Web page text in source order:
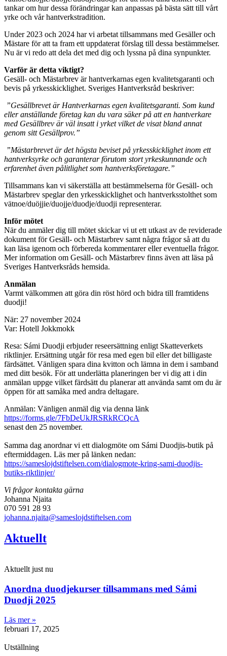
tankar om hur dessa förändringar kan anpassas på bästa sätt till vårt
yrke och vår hantverkstradition.
Under 2023 och 2024 har vi arbetat tillsammans med Gesäller och
Mästare för att ta fram ett uppdaterat förslag till dessa bestämmelser.
Nu är vi redo att dela det med dig och lyssna på dina synpunkter.
Varför är detta viktigt?
Gesäll- och Mästarbrev är hantverkarnas egen kvalitetsgaranti och
bevis på yrkesskicklighet. Sveriges Hantverksråd beskriver:
”Gesällbrevet är Hantverkarnas egen kvalitetsgaranti. Som kund
eller anställande företag kan du vara säker på att en hantverkare
med Gesällbrev är väl insatt i yrket vilket de visat bland annat
genom sitt Gesällprov.”
”Mästarbrevet är det högsta beviset på yrkesskicklighet inom ett
hantverksyrke och garanterar förutom stort yrkeskunnande och
erfarenhet även pålitlighet som hantverksföretagare.”
Tillsammans kan vi säkerställa att bestämmelserna för Gesäll- och
Mästarbrev speglar den yrkesskicklighet och hantverksstolthet som
vätnoe/duöjjie/duojje/duodje/duodji representerar.
Inför mötet
När du anmäler dig till mötet skickar vi ut ett utkast av de reviderade
dokument för Gesäll- och Mästarbrev samt några frågor så att du
kan läsa igenom och förbereda kommentarer eller eventuella frågor.
Mer information om Gesäll- och Mästarbrev finns även att läsa på
Sveriges Hantverksråds hemsida.
Anmälan
Varmt välkommen att göra din röst hörd och bidra till framtidens
duodji!
När: 27 november 2024
Var: Hotell Jokkmokk
Resa: Sámi Duodji erbjuder reseersättning enligt Skatteverkets
riktlinjer. Ersättning utgår för resa med egen bil eller det billigaste
färdsättet. Vänligen spara dina kvitton och lämna in dem i samband
med ditt besök. För att underlätta planeringen ber vi dig att i din
anmälan uppge vilket färdsätt du planerar att använda samt om du är
öppen för att samåka med andra deltagare.
Anmälan: Vänligen anmäl dig via denna länk
https://forms.gle/7FbDeUkJRSRkRCQcA
senast den 25 november.
Samma dag anordnar vi ett dialogmöte om Sámi Duodjis-butik på
eftermiddagen. Läs mer på länken nedan:
https://sameslojdstiftelsen.com/dialogmote-kring-sami-duodjis-
butiks-riktlinjer/
Vi frågor kontakta gärna
Johanna Njaita
070 591 28 93
johanna.njaita@sameslojdstiftelsen.com
Aktuellt
Aktuellt just nu
Anordna duodjekurser tillsammans med Sámi
Duodji 2025
Läs mer »
februari 17, 2025
Utställning